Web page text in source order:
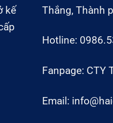
kế
Thắng, Thành
Hotline:
Fanpage: CTY
Email: